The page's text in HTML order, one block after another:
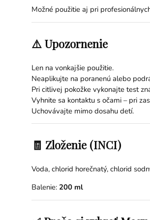
Možné použitie aj pri
⚠️ Upozornenie
Len na vonkajšie použitie.
Neaplikujte na poranenú alebo
Pri citlivej pokožke vykonajte test
Vyhnite sa kontaktu s očami – pri
Uchovávajte mimo dosahu detí.
🧾 Zloženie (INCI)
Voda, chlorid horečnatý, chlorid
Balenie: 200 ml